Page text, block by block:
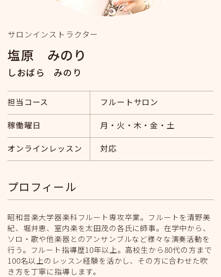
サロンインストラクター
塩原 みのり
しおばら みのり
担当コース
フルートサロン
稼働曜日
月・火・木・金・土
オンラインレッスン
対応
プロフィール
昭和音楽大学器楽科フルート専攻卒業。フルートを清野美
紀、堀井恵、室内楽を太田茂の各氏に師事。在学中から、
ソロ・歌や他楽器とのアンサンブルなど様々な演奏活動を
行う。フルート指導歴10年以上。高校生から80代の方まで
100名以上のレッスン経験を活かし、その方に合わせた吹
き方を丁寧に指導します。